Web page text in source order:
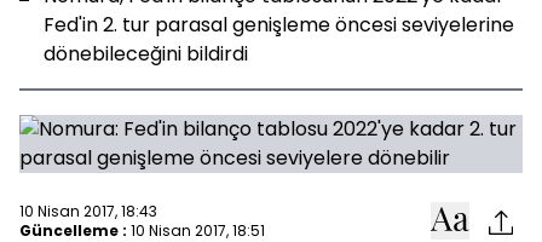
Fed'in 2. tur parasal genişleme öncesi seviyelerine
dönebileceğini bildirdi
10 Nisan 2017, 18:43
Güncelleme : 10 Nisan 2017, 18:51